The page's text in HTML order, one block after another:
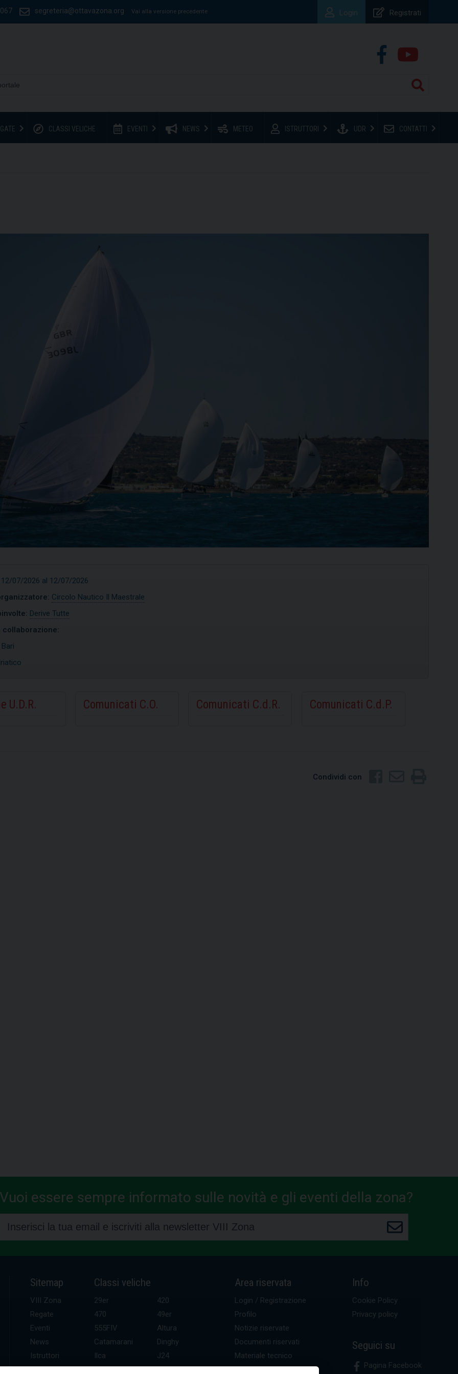
segreteria@ottavazona.org Vai alla versione precedente Registrati
Login
CLASSI VELICHE EVENTI NEWS METEO ISTRUTTORI UDR CONTATTI
12/07/2026 al 12/07/2026
Circolo Nautico Il Maestrale
Derive Tutte
collaborazione:
Bari
U.D.R. Comunicati C.O. Comunicati C.d.R. Comunicati C.d.P.
Condividi con
Vuoi essere sempre informato sulle novità e gli eventi della zona?
Sitemap
VIII Zona
Regate
Eventi
News
Istruttori
UDR
Classi veliche
29er
420
470
49er
555FIV
Altura
Catamarani
Dinghy
Ilca
J24
Kitefoil
Mini altura
Area riservata
Login / Registrazione
Profilo
Notizie riservate
Documenti riservati
Materiale tecnico
Info
Cookie Policy
Privacy policy
Seguici su
Pagina Facebook